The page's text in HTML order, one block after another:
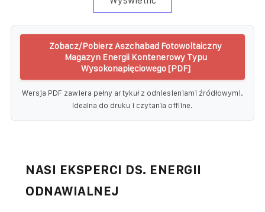
Zobacz/Pobierz Aszchabad Fotowoltaiczny
Magazyn Energii Kontenerowy Typu
Wysokonapięciowego [PDF]
Wersja PDF zawiera pełny artykuł z odniesieniami źródłowymi.
Idealna do druku i czytania offline.
NASI EKSPERCI DS. ENERGII
ODNAWIALNEJ